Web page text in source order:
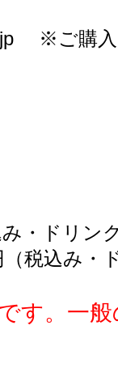
※ご購
・ドリン
税込み・
す。一